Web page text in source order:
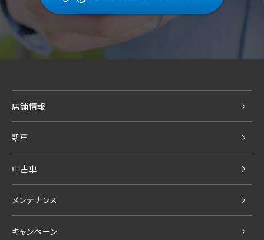
店舗情報
新車
中古車
メンテナンス
キャンペーン